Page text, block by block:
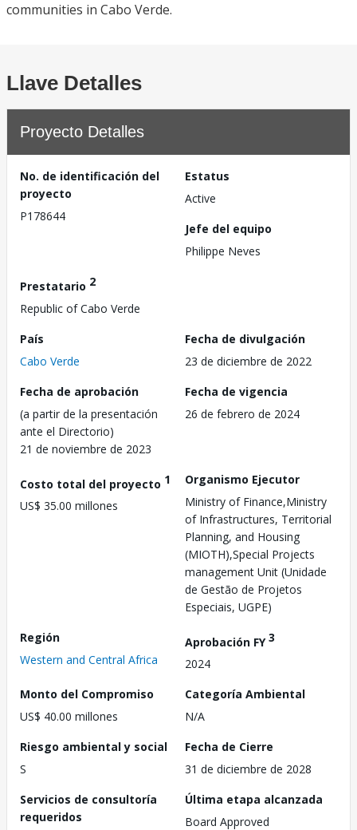
communities in Cabo Verde.
Llave Detalles
Proyecto Detalles
No. de identificación del
proyecto
P178644
Estatus
Active
Jefe del equipo
Philippe Neves
Prestatario 2
Republic of Cabo Verde
País
Cabo Verde
Fecha de divulgación
23 de diciembre de 2022
Fecha de aprobación
(a partir de la presentación
ante el Directorio)
21 de noviembre de 2023
Fecha de vigencia
26 de febrero de 2024
Costo total del proyecto 1
US$ 35.00 millones
Organismo Ejecutor
Ministry of Finance,Ministry
of Infrastructures, Territorial
Planning, and Housing
(MIOTH),Special Projects
management Unit (Unidade
de Gestão de Projetos
Especiais, UGPE)
Región
Western and Central Africa
Aprobación FY3
2024
Monto del Compromiso
US$ 40.00 millones
Categoría Ambiental
N/A
Riesgo ambiental y social
S
Fecha de Cierre
31 de diciembre de 2028
Servicios de consultoría
requeridos
Última etapa alcanzada
Board Approved